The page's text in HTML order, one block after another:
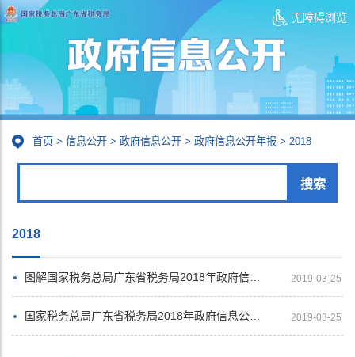
无障碍浏览
首页 > 信息公开 > 政府信息公开 > 政府信息公开年报 > 2018
2018
图解国家税务总局广东省税务局2018年政府信息公开年度报告 2019-03-25
国家税务总局广东省税务局2018年政府信息公开年度报告 2019-03-25